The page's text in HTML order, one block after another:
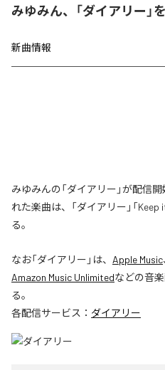
みゆみん、「ダイアリー」
新曲情報
みゆみんの「ダイアリー」が配信
れた楽曲は、「ダイアリー」「
る。
なお「ダイアリー 」は、 Apple Music
Amazon Music Unlimitedなどの音
る。
各配信サービス： ダイアリー